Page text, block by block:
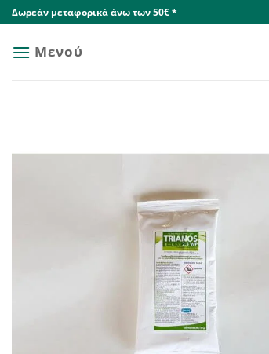
Skip
to
content
Δωρεάν μεταφορικά άνω των 50€ *
Μενού